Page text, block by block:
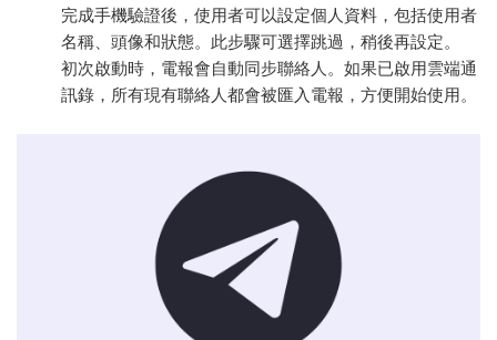
完成手機驗證後，使用者可以設定個人資料，包括使用者
名稱、頭像和狀態。此步驟可選擇跳過，稍後再設定。
初次啟動時，電報會自動同步聯絡人。如果已啟用雲端通
訊錄，所有現有聯絡人都會被匯入電報，方便開始使用。